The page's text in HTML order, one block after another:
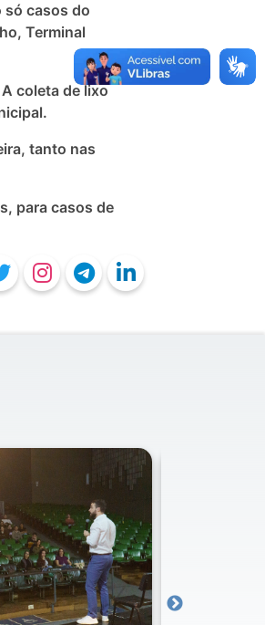
só casos do
Terminal
coleta de lixo
tanto nas
para casos de